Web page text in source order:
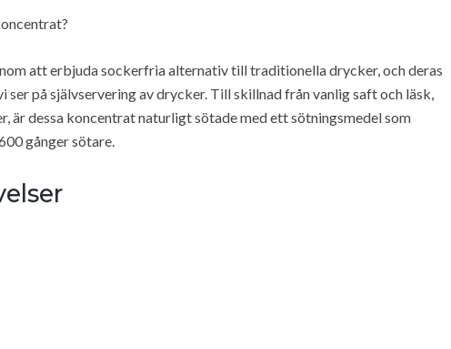
att erbjuda sockerfria alternativ till traditionella drycker, och deras
på självservering av drycker. Till skillnad från vanlig saft och läsk,
är dessa koncentrat naturligt sötade med ett sötningsmedel som
gånger sötare.